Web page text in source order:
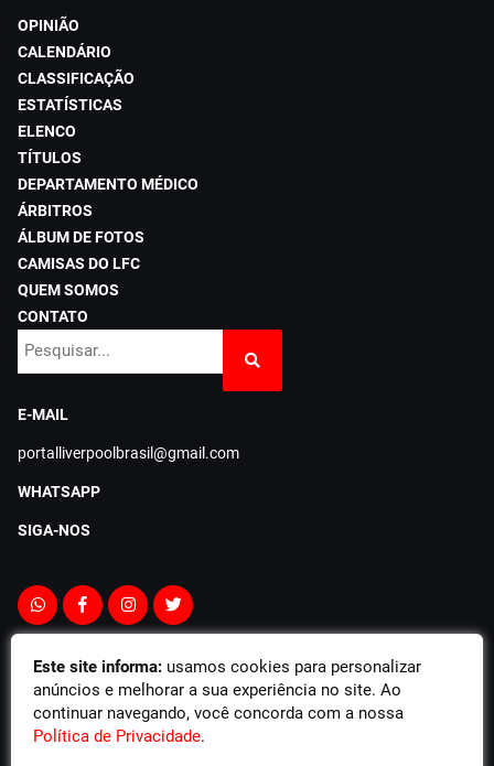
OPINIÃO
CALENDÁRIO
CLASSIFICAÇÃO
ESTATÍSTICAS
ELENCO
TÍTULOS
DEPARTAMENTO MÉDICO
ÁRBITROS
ÁLBUM DE FOTOS
CAMISAS DO LFC
QUEM SOMOS
CONTATO
E-MAIL
portalliverpoolbrasil@gmail.com
WHATSAPP
SIGA-NOS
Este site não tem nenhuma relação com o LFC, sendo um site criado de torcedor
para torcedor. Parte do conteúdo, incluindo o Símbolo do Liverpool FC, é de direito
Este site informa: usamos cookies para personalizar
anúncios e melhorar a sua experiência no site. Ao
continuar navegando, você concorda com a nossa
Política de Privacidade.